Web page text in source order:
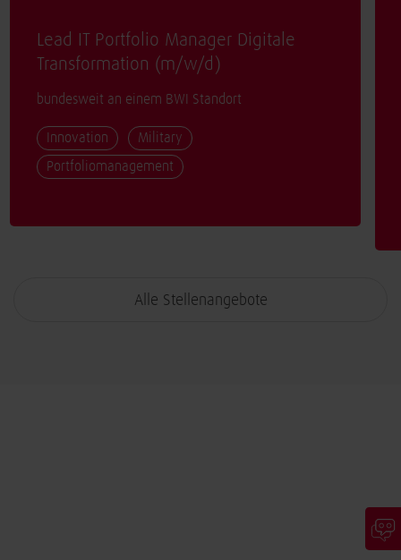
Lead IT Portfolio Manager Digitale
Transformation (m/w/d )
bundesweit an einem BWI Standort
Innovation
Military
Portfoliomanagement
Alle Stellenangebote